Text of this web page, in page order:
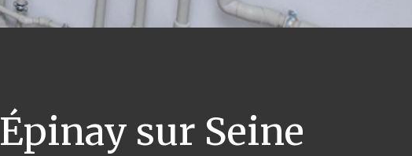
Épinay sur Seine